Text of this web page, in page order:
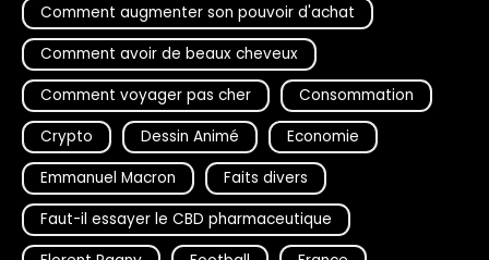
Comment augmenter son pouvoir d'achat
Comment avoir de beaux cheveux
Comment voyager pas cher
Consommation
Crypto
Dessin Animé
Economie
Emmanuel Macron
Faits divers
Faut-il essayer le CBD pharmaceutique